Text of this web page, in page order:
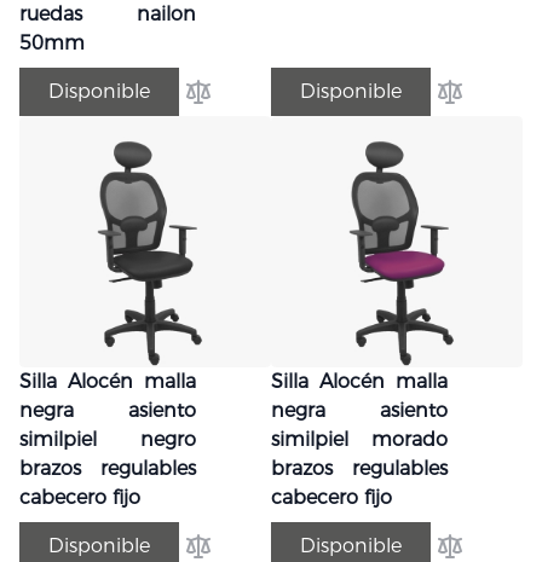
ruedas nailon
50mm
Disponible
Añadir para comparar
Disponible
Añadir
Silla Alocén malla
negra asiento
similpiel negro
brazos regulables
cabecero fijo
Disponible
Silla Alocén malla
negra asiento
similpiel morado
brazos regulables
cabecero fijo
Disponible